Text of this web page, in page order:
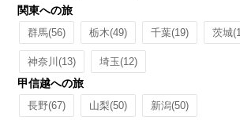
関東への旅
群馬(56) 栃木(49) 千葉(19) 茨城
神奈川(13) 埼玉(12)
甲信越への旅
長野(67) 山梨(50) 新潟(50)